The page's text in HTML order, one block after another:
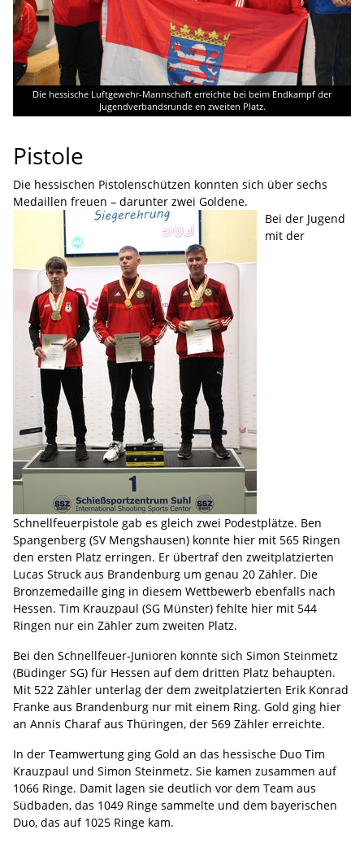
Die hessische Luftgewehr-Mannschaft erreichte bei beim Endkampf der
Jugendverbandsrunde en zweiten Platz.
Pistole
Die hessischen Pistolenschützen konnten sich über sechs
Medaillen freuen – darunter zwei Goldene.
Bei der Jugend
mit der
Schnellfeuerpistole gab es gleich zwei Podestplätze. Ben
Spangenberg (SV Mengshausen) konnte hier mit 565 Ringen
den ersten Platz erringen. Er übertraf den zweitplatzierten
Lucas Struck aus Brandenburg um genau 20 Zähler. Die
Bronzemedaille ging in diesem Wettbewerb ebenfalls nach
Hessen. Tim Krauzpaul (SG Münster) fehlte hier mit 544
Ringen nur ein Zähler zum zweiten Platz.
Bei den Schnellfeuer-Junioren konnte sich Simon Steinmetz
(Büdinger SG) für Hessen auf dem dritten Platz behaupten.
Mit 522 Zähler unterlag der dem zweitplatzierten Erik Konrad
Franke aus Brandenburg nur mit einem Ring. Gold ging hier
an Annis Charaf aus Thüringen, der 569 Zähler erreichte.
In der Teamwertung ging Gold an das hessische Duo Tim
Krauzpaul und Simon Steinmetz. Sie kamen zusammen auf
1066 Ringe. Damit lagen sie deutlich vor dem Team aus
Südbaden, das 1049 Ringe sammelte und dem bayerischen
Duo, das auf 1025 Ringe kam.